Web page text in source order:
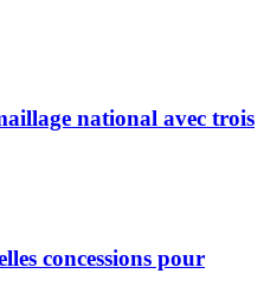
national avec trois
concessions pour